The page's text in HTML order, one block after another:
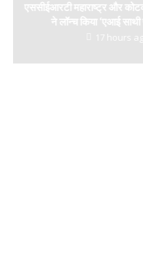
एससीईआरटी महाराष्ट्र और
ने लॉन्च किया ‘एआई
17 hours ago